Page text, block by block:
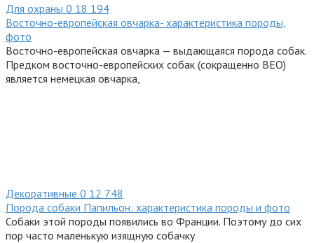
Для охраны 0 18 194
Восточно-европейская овчарка- характеристика породы,
фото
Восточно-европейская овчарка — выдающаяся порода собак.
Предком восточно-европейских собак (сокращенно ВЕО)
является немецкая овчарка,
Декоративные 0 12 748
Порода собаки Папильон: характеристика породы и фото
Собаки этой породы появились во Франции. Поэтому до сих
пор часто маленькую изящную собачку